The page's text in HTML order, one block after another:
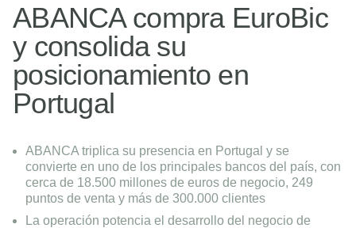
ABANCA compra EuroBic
y consolida su
posicionamiento en
Portugal
ABANCA triplica su presencia en Portugal y se
convierte en uno de los principales bancos del país, con
cerca de 18.500 millones de euros de negocio, 249
puntos de venta y más de 300.000 clientes
La operación potencia el desarrollo del negocio de